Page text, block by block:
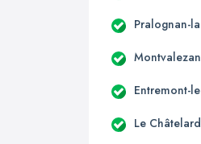
Pralognan-
Montvalezan
Entremont-
Le Châtelard